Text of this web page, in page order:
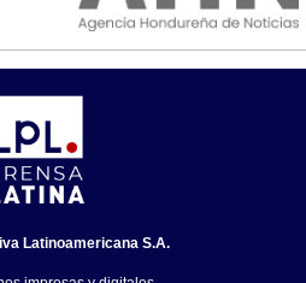
Latinoamericana S.A.